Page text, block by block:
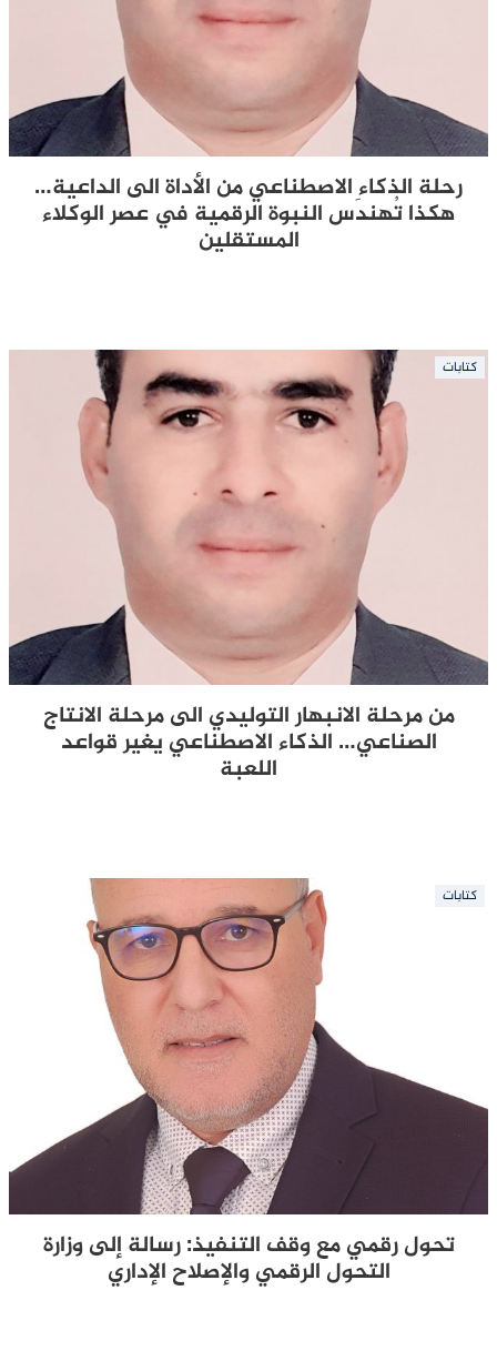
رحلة الذكاء الاصطناعي من الأداة الى الداعية…
هكذا تُهندَس النبوة الرقمية في عصر الوكلاء
المستقلين
كتابات
من مرحلة الانبهار التوليدي الى مرحلة الانتاج
الصناعي… الذكاء الاصطناعي يغير قواعد
اللعبة
كتابات
تحول رقمي مع وقف التنفيذ: رسالة إلى وزارة
التحول الرقمي والإصلاح الإداري